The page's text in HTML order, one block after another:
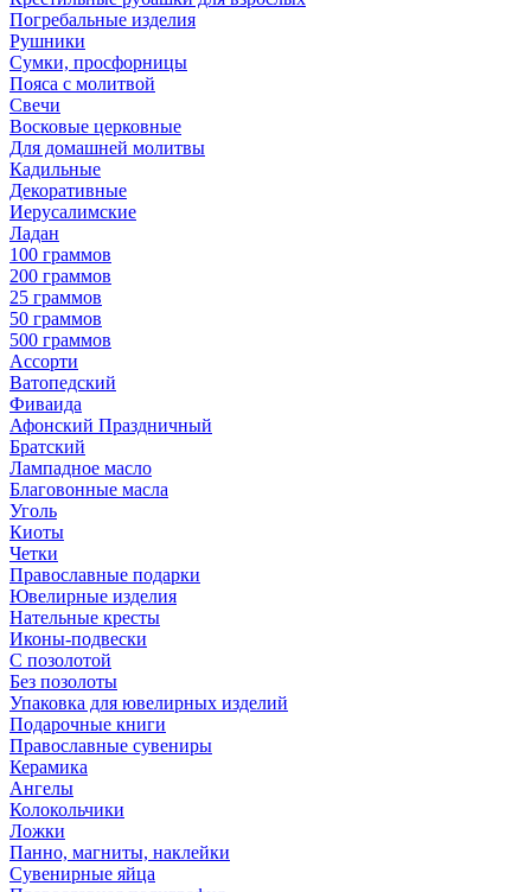
Погребальные изделия
Рушники
Сумки, просфорницы
Пояса с молитвой
Свечи
Восковые церковные
Для домашней молитвы
Кадильные
Декоративные
Иерусалимские
Ладан
100 граммов
200 граммов
25 граммов
50 граммов
500 граммов
Ассорти
Ватопедский
Фиваида
Афонский Праздничный
Братский
Лампадное масло
Благовонные масла
Уголь
Киоты
Четки
Православные подарки
Ювелирные изделия
Нательные кресты
Иконы-подвески
С позолотой
Без позолоты
Упаковка для ювелирных изделий
Подарочные книги
Православные сувениры
Керамика
Ангелы
Колокольчики
Ложки
Панно, магниты, наклейки
Сувенирные яйца